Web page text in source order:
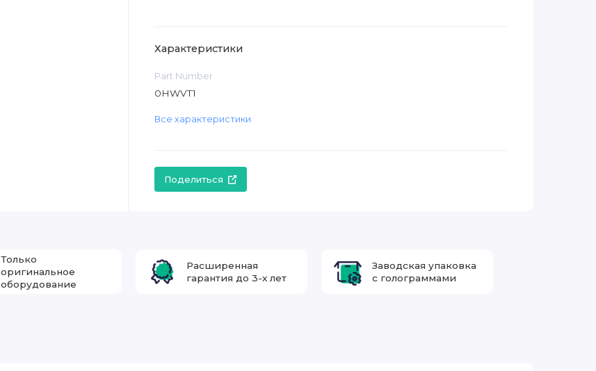
Характеристики
Part Number
0HWVT1
Все характеристики
Поделиться
Только
оригинальное
оборудование
Расширенная
гарантия до 3-х лет
Заводская упаковка
с голограммами